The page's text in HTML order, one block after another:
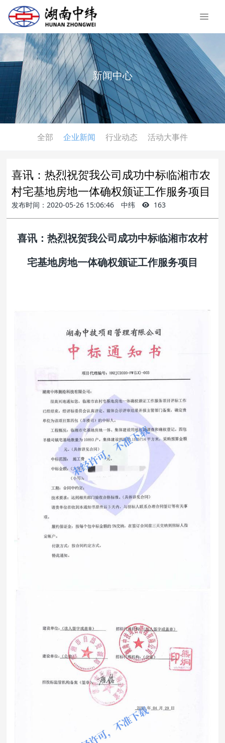
新闻中心
全部 企业新闻 行业动态 活动大事件
喜讯：热烈祝贺我公司成功中标临湘市农
村宅基地房地一体确权颁证工作服务项目
发布时间：2020-05-26 15:06:46 中纬 163
喜讯：热烈祝贺我公司成功中标临湘市农村
宅基地房地一体确权颁证工作服务项目